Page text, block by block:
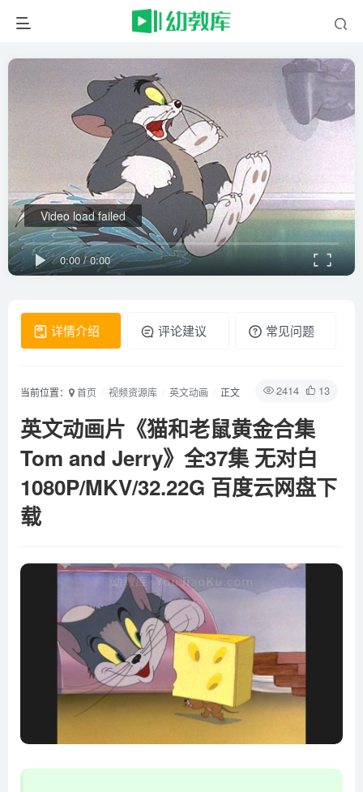
0:00/0:00
Video load failed
详情介绍 评论建议 常见问题
2414 13
当前位置： 首页 视频资源库 英文动画 正文
英文动画片《猫和老鼠黄金合集
Tom and Jerry》全37集 无对白
1080P/MKV/32.22G 百度云网盘下
载